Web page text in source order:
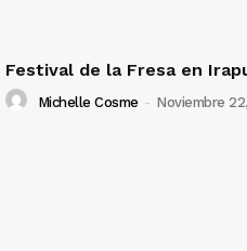
Festival de la Fresa en
Michelle Cosme - Noviembre